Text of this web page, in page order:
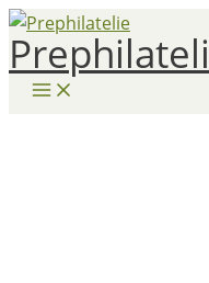
Zum
Inhalt
springen